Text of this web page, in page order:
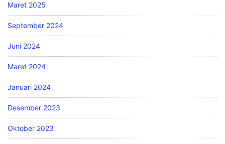
Maret 2025
September 2024
Juni 2024
Maret 2024
Januari 2024
Desember 2023
Oktober 2023